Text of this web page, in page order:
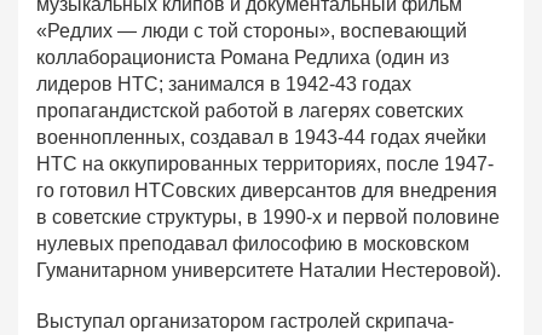
«Редлих — люди с той стороны», воспевающий
коллаборациониста Романа Редлиха (один из
лидеров НТС; занимался в 1942-43 годах
пропагандистской работой в лагерях советских
военнопленных, создавал в 1943-44 годах ячейки
НТС на оккупированных территориях, после 1947-
го готовил НТСовских диверсантов для внедрения
в советские структуры, в 1990-х и первой половине
нулевых преподавал философию в московском
Гуманитарном университете Наталии Нестеровой).
Выступал организатором гастролей скрипача-